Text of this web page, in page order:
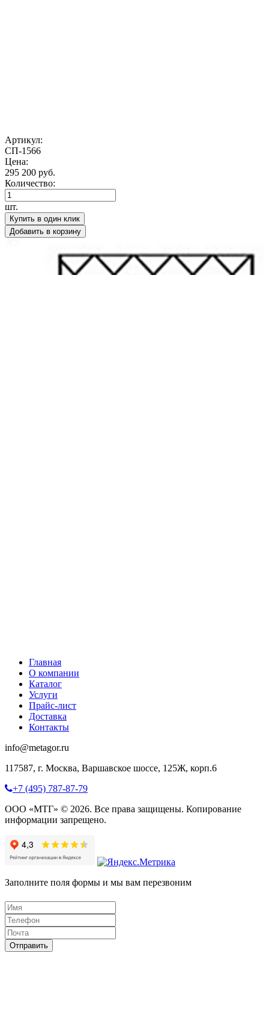
Артикул:
СП-1566
Цена:
295 200 руб.
Количество:
шт.
Купить в один клик
Добавить в корзину
Главная
О компании
Каталог
Услуги
Прайс-лист
Доставка
Контакты
info@metagor.ru
117587, г. Москва, Варшавское шоссе, 125Ж, корп.6
+7 (495) 787-87-79
ООО «МТГ» © 2026. Все права защищены. Копирование
информации запрещено.
Заполните поля формы и мы вам перезвоним
Отправить